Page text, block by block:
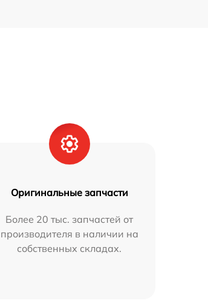
Оригинальные запчасти
Более 20 тыс. запчастей от
производителя в наличии на
собственных складах.